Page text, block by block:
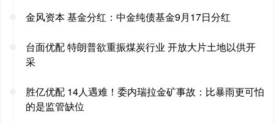
金风资本 基金分红：中金纯债基金9月17日分红
台面优配 特朗普欲重振煤炭行业 开放大片土地以供开
采
胜亿优配 14人遇难！委内瑞拉金矿事故：比暴雨更可怕
的是监管缺位